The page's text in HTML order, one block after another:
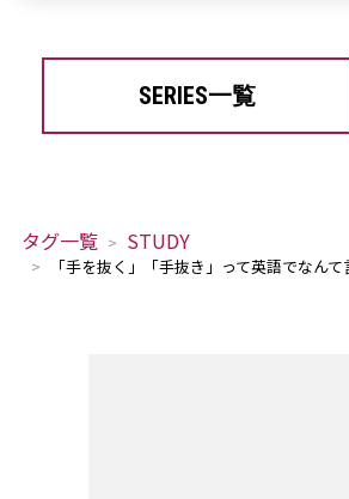
SERIES一覧
タグ一覧 STUDY
「手を抜く」「手抜き」って英語でなんて